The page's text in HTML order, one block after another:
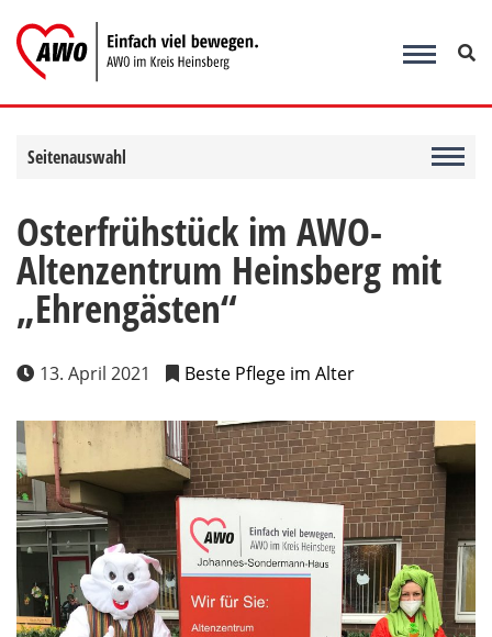
Inhalt
springen
Seitenauswahl
Osterfrühstück im AWO-
Altenzentrum Heinsberg mit
„Ehrengästen“
13. April 2021 Beste Pflege im Alter